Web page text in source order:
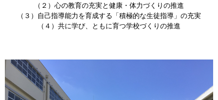
（２）心の教育の充実と健康・体力づくりの推進
（３）自己指導能力を育成する「積極的な生徒指導」の充実
（４）共に学び、ともに育つ学校づくりの推進